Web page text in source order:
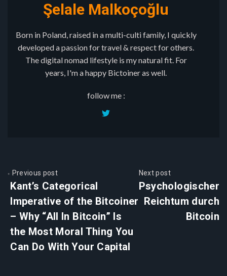
Şelale Malkoçoğlu
Born in Poland, raised in a multi-culti family, I quickly
developed a passion for travel & respect for others.
The digital nomad lifestyle is my natural fit. For
years, I'm a happy Bictoiner as well.
follow me :
Previous post
Kant’s Categorical
Imperative of the Bitcoiner
– Why “All In Bitcoin” Is
the Most Moral Thing You
Can Do With Your Capital
Next post
Psychologischer
Reichtum durch
Bitcoin